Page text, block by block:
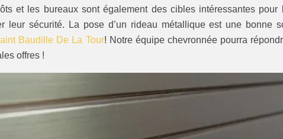
et les bureaux sont également des cibles intéressantes
leur sécurité. La pose d’un rideau métallique est une bonne
Baudille De La Tour! Notre équipe chevronnée pourra
offres !